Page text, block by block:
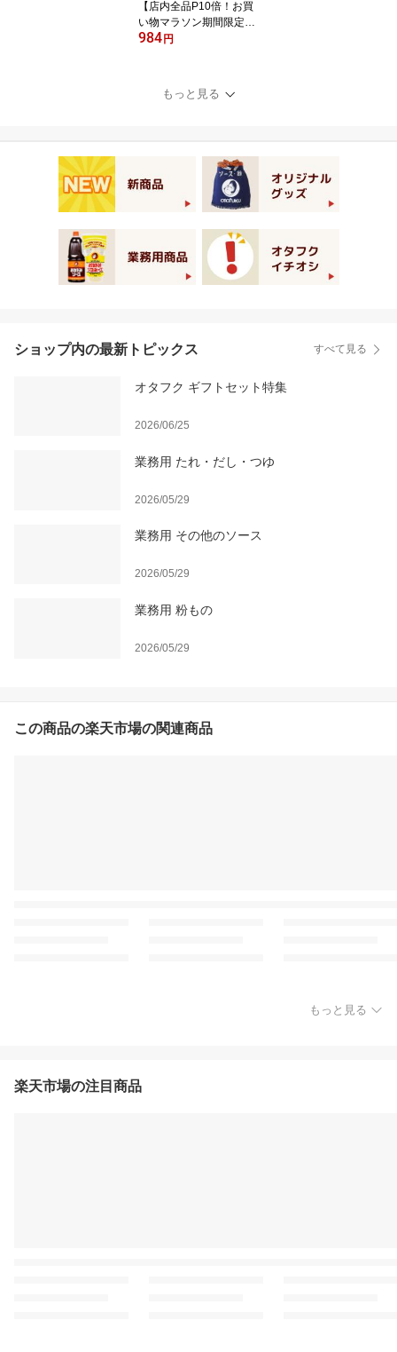
【店内全品P10倍！お買
い物マラソン期間限定】
オタフク らっきょう酢 1.
甘酢漬け 漬物酢 酢漬け
お手軽 簡単 野菜漬け 料
984円
もっと見る
ショップ内の最新トピックス すべて見る
オタフク ギフトセット特集
2026/06/25
業務用 たれ・だし・つゆ
2026/05/29
業務用 その他のソース
2026/05/29
業務用 粉もの
2026/05/29
この商品の楽天市場の関連商品
もっと見る
楽天市場の注目商品